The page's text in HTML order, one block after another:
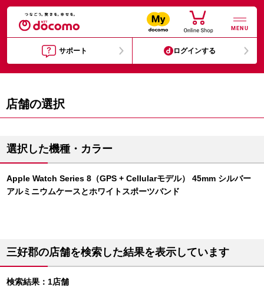
MENU
サポート ログインする
店舗の選択
選択した機種・カラー
Apple Watch Series 8（GPS + Cellularモデル） 45mm シルバー
アルミニウムケースとホワイトスポーツバンド
三好郡の店舗を検索した結果を表示しています
検索結果：1店舗